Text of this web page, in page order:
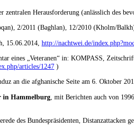
zentralen Herausforderung (anlässlich des
2/2011 (Baghlan), 12/2010 (Kholm/
15.06.2014, http://nachtwei.de/
eines „Veteranen“ in: KOMPASS,
articles/1247 )
an die afghanische Seite am 6. Oktober
in Hammelburg , mit Berichten auch von
des Bundespräsidenten, Distanzattacken